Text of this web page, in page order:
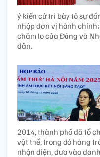
ý kiến cử tri bày tỏ sự
nhập đơn vị hành
chăm lo của Đảng và
dân.
2014, thành phố đã tổ
vật thể, trong đó hàng
nhận diện, đưa vào